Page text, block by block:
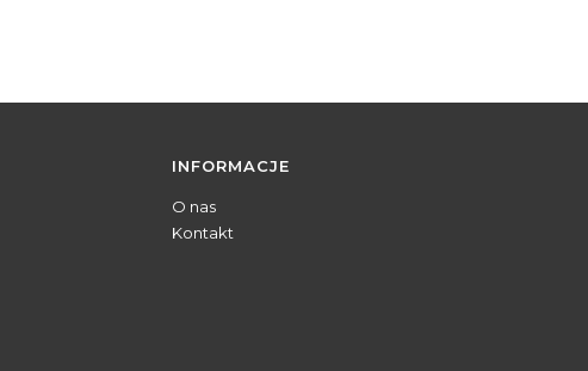
INFORMACJE
O nas
Kontakt